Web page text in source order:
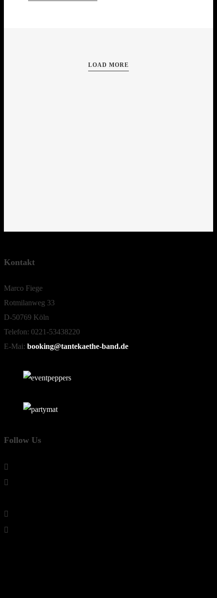
LOAD MORE
Kontakt
Marco Fiege
Rotmilanweg 33
D-50769 Köln
Telefon: 0221-53438220
E-Mai: booking@tantekaethe-band.de
Follow Us